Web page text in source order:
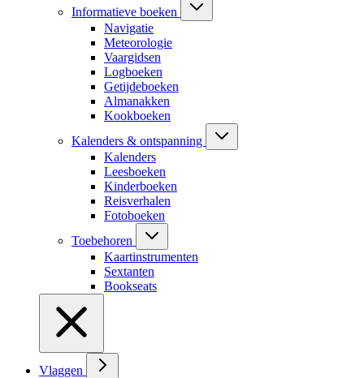
Informatieve boeken
Navigatie
Meteorologie
Vaargidsen
Logboeken
Getijdeboeken
Almanakken
Kookboeken
Kalenders & ontspanning
Kalenders
Leesboeken
Kinderboeken
Reisverhalen
Fotoboeken
Toebehoren
Kaartinstrumenten
Sextanten
Bookseats
Vlaggen